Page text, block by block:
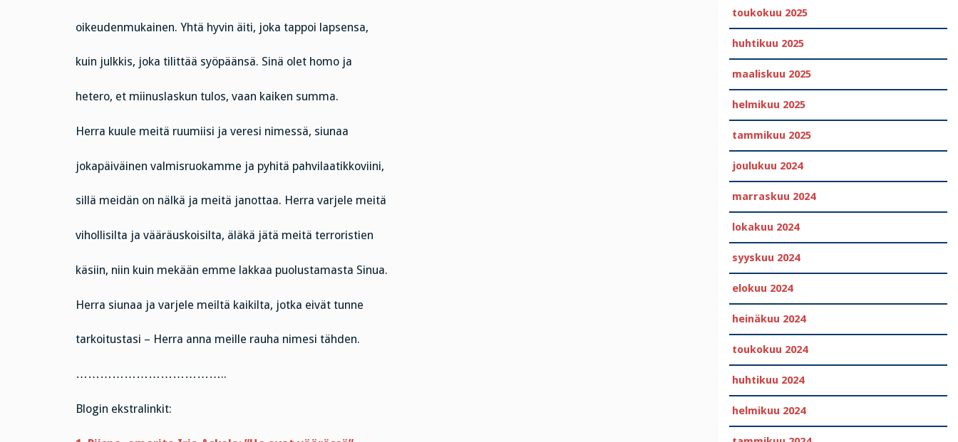
oikeudenmukainen. Yhtä hyvin äiti, joka tappoi lapsensa,
kuin julkkis, joka tilittää syöpäänsä. Sinä olet homo ja
hetero, et miinuslaskun tulos, vaan kaiken summa.
Herra kuule meitä ruumiisi ja veresi nimessä, siunaa
jokapäiväinen valmisruokamme ja pyhitä pahvilaatikkoviini,
sillä meidän on nälkä ja meitä janottaa. Herra varjele meitä
vihollisilta ja vääräuskoisilta, äläkä jätä meitä terroristien
käsiin, niin kuin mekään emme lakkaa puolustamasta Sinua.
Herra siunaa ja varjele meiltä kaikilta, jotka eivät tunne
tarkoitustasi – Herra anna meille rauha nimesi tähden.
………………………………..
Blogin ekstralinkit:
toukokuu 2025
huhtikuu 2025
maaliskuu 2025
helmikuu 2025
tammikuu 2025
joulukuu 2024
marraskuu 2024
lokakuu 2024
syyskuu 2024
elokuu 2024
heinäkuu 2024
toukokuu 2024
huhtikuu 2024
helmikuu 2024